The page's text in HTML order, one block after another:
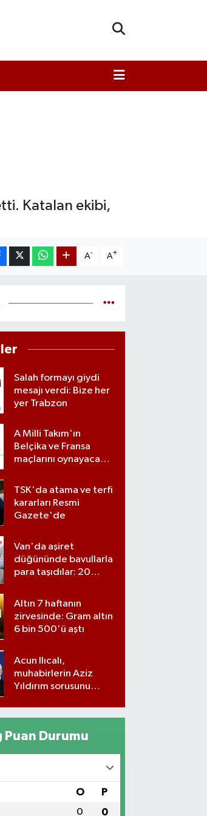
Katalan ekibi,
A- A+
Salah formayı giydi
mesajı verdi: Bize her
yer Trabzon
A Milli Takım'ın
Belçika ve Fransa
maçlarını oynayacağı
TSK'da atama ve terfi
kararları Resmi
Gazete'de
Van'da aşiret
düğününde bavullarla
para taşıdılar: 20
kilolarla altın
Altın 7 haftanın
zirvesinde: Gram altın
6 bin 500'ü aştı
Acun Ilıcalı,
muhabirlerin Aziz
Yıldırım sorusunu
Puan Durumu
O P
0 0